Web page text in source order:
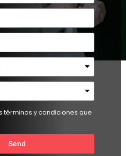
términos y condiciones que
Send